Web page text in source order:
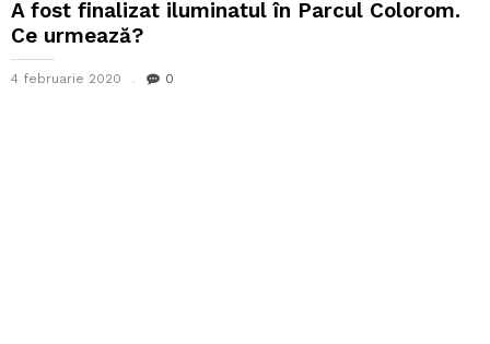
A fost finalizat iluminatul în Parcul Colorom.
Ce urmează?
4 februarie 2020 0